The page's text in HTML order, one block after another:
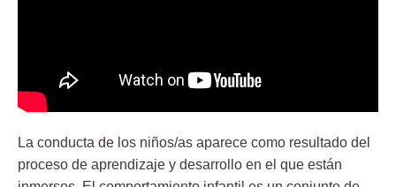
La conducta de los niños/as aparece como resultado del
proceso de aprendizaje y desarrollo en el que están